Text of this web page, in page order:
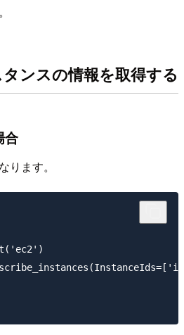
ンスの情報を取得する
合
ります。